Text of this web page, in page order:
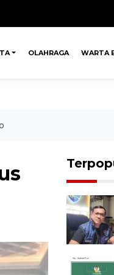
OLAHRAGA WARTA